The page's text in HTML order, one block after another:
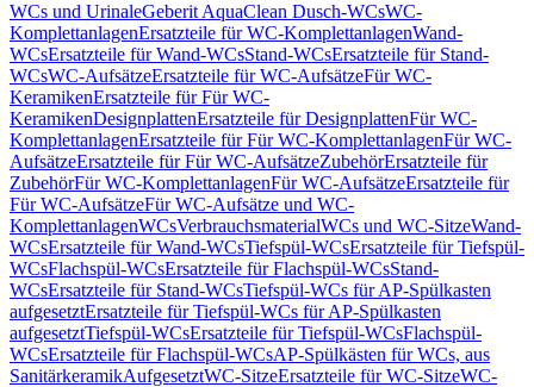
WCs und UrinaleGeberit AquaClean Dusch-WCsWC-
KomplettanlagenErsatzteile für WC-KomplettanlagenWand-
WCsErsatzteile für Wand-WCsStand-WCsErsatzteile für Stand-
WCsWC-AufsätzeErsatzteile für WC-AufsätzeFür WC-
KeramikenErsatzteile für Für WC-
KeramikenDesignplattenErsatzteile für DesignplattenFür WC-
KomplettanlagenErsatzteile für Für WC-KomplettanlagenFür WC-
AufsätzeErsatzteile für Für WC-AufsätzeZubehörErsatzteile für
ZubehörFür WC-KomplettanlagenFür WC-AufsätzeErsatzteile für
Für WC-AufsätzeFür WC-Aufsätze und WC-
KomplettanlagenWCsVerbrauchsmaterialWCs und WC-SitzeWand-
WCsErsatzteile für Wand-WCsTiefspül-WCsErsatzteile für Tiefspül-
WCsFlachspül-WCsErsatzteile für Flachspül-WCsStand-
WCsErsatzteile für Stand-WCsTiefspül-WCs für AP-Spülkasten
aufgesetztErsatzteile für Tiefspül-WCs für AP-Spülkasten
aufgesetztTiefspül-WCsErsatzteile für Tiefspül-WCsFlachspül-
WCsErsatzteile für Flachspül-WCsAP-Spülkästen für WCs, aus
SanitärkeramikAufgesetztWC-SitzeErsatzteile für WC-SitzeWC-